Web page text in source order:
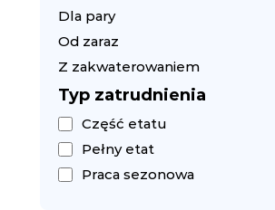
Dla pary
Od zaraz
Z zakwaterowaniem
Typ zatrudnienia
Część etatu
Pełny etat
Praca sezonowa